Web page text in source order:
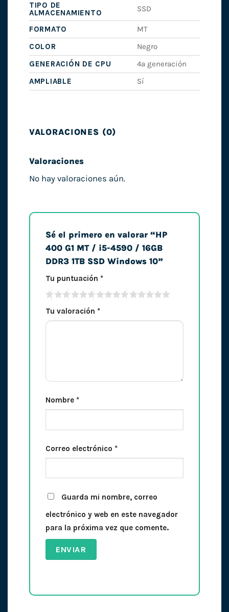
TIPO DE
ALMACENAMIENTO
SSD
FORMATO
MT
COLOR
Negro
GENERACIÓN DE CPU
4ª generación
AMPLIABLE
Sí
VALORACIONES (0)
Valoraciones
No hay valoraciones aún.
Sé el primero en valorar “HP
400 G1 MT / i5-4590 / 16GB
DDR3 1TB SSD Windows 10”
Tu puntuación *
Tu valoración *
Nombre *
Correo electrónico *
Guarda mi nombre, correo
electrónico y web en este navegador
para la próxima vez que comente.